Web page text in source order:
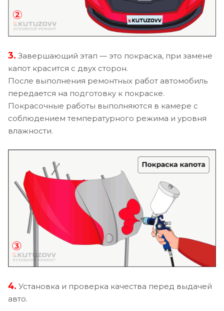
3. Завершающий этап — это покраска, при замене
капот красится с двух сторон.
После выполнения ремонтных работ автомобиль
передается на подготовку к покраске.
Покрасочные работы выполняются в камере с
соблюдением температурного режима и уровня
влажности.
4. Установка и проверка качества перед выдачей
авто.